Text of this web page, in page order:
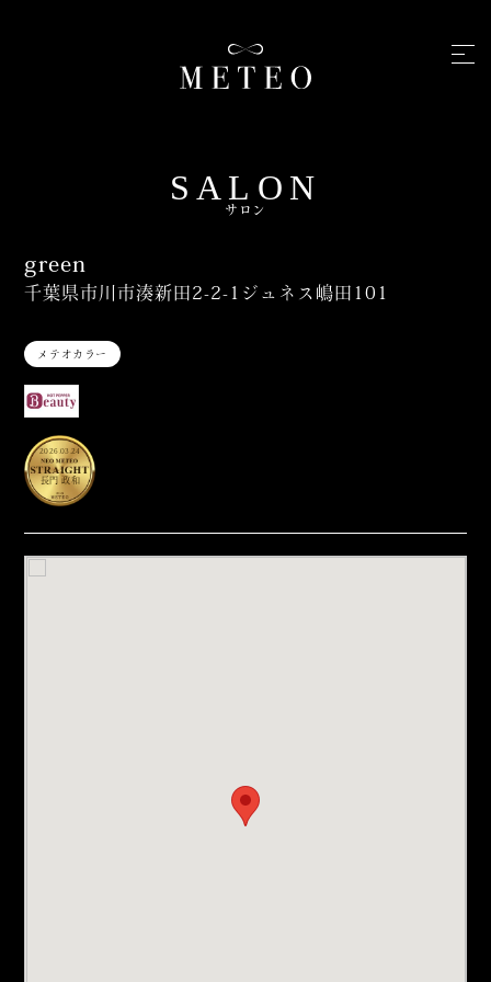
SALON
サロン
green
千葉県市川市湊新田2-2-1ジュネス嶋田101
メテオカラー
2026.03.24
長門 政和